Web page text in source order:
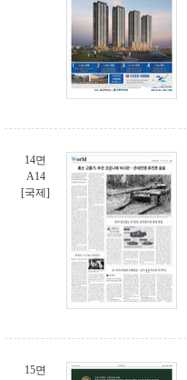
14면
A14
[국제]
15면